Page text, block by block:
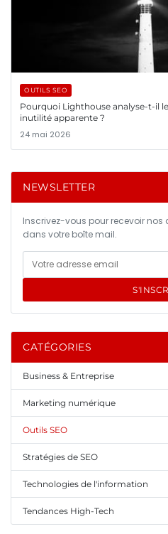
OUTILS SEO
Pourquoi Lighthouse analyse-t-il
inutilité apparente ?
24 mai 2026
NEWSLETTER
Inscrivez-vous pour recevoir
dans votre boîte mail.
CATÉGORIES
Business & Entreprise
Marketing numérique
Outils SEO
Stratégies de SEO
Technologies de l'information
Tendances High-Tech